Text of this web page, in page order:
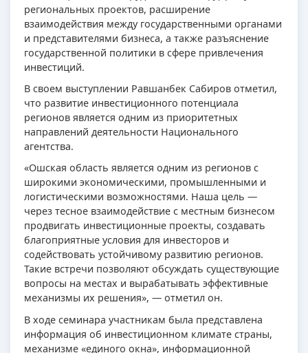
региональных проектов, расширение
взаимодействия между государственными органами
и представителями бизнеса, а также разъяснение
государственной политики в сфере привлечения
инвестиций.
В своем выступлении Равшанбек Сабиров отметил,
что развитие инвестиционного потенциала
регионов является одним из приоритетных
направлений деятельности Национального
агентства.
«Ошская область является одним из регионов с
широкими экономическими, промышленными и
логистическими возможностями. Наша цель —
через тесное взаимодействие с местным бизнесом
продвигать инвестиционные проекты, создавать
благоприятные условия для инвесторов и
содействовать устойчивому развитию регионов.
Такие встречи позволяют обсуждать существующие
вопросы на местах и вырабатывать эффективные
механизмы их решения», — отметил он.
В ходе семинара участникам была представлена
информация об инвестиционном климате страны,
механизме «единого окна», информационной